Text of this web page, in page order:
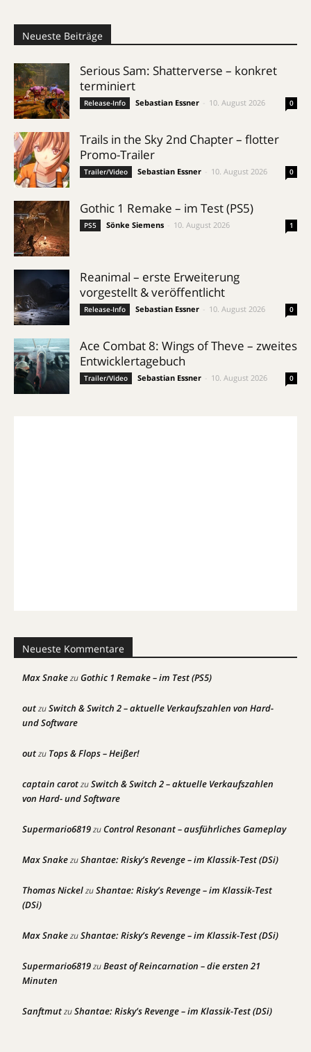
Neueste Beiträge
Serious Sam: Shatterverse – konkret
terminiert
Release-Info Sebastian Essner 10. August 2026 0
Trails in the Sky 2nd Chapter – flotter
Promo-Trailer
Trailer/Video Sebastian Essner 10. August 2026 0
Gothic 1 Remake – im Test (PS5)
PS5 Sönke Siemens 10. August 2026 1
Reanimal – erste Erweiterung
vorgestellt & veröffentlicht
Release-Info Sebastian Essner 10. August 2026 0
Ace Combat 8: Wings of Theve – zweites
Entwicklertagebuch
Trailer/Video Sebastian Essner 10. August 2026 0
Neueste Kommentare
Max SnakezuGothic 1 Remake – im Test (PS5)
outzuSwitch & Switch 2 – aktuelle Verkaufszahlen von Hard-
und Software
outzu Tops & Flops – Heißer!
captain carotzuSwitch & Switch 2 – aktuelle Verkaufszahlen
von Hard- und Software
Supermario6819zuControl Resonant – ausführliches Gameplay
Max SnakezuShantae: Risky’s Revenge – im Klassik-Test (DSi)
Thomas NickelzuShantae: Risky’s Revenge – im Klassik-Test
(DSi)
Max SnakezuShantae: Risky’s Revenge – im Klassik-Test (DSi)
Supermario6819zuBeast of Reincarnation – die ersten 21
Minuten
SanftmutzuShantae: Risky’s Revenge – im Klassik-Test (DSi)